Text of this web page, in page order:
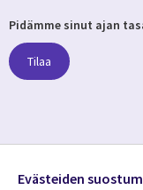
Pidämme sinut ajan
Tilaa
Evästeiden